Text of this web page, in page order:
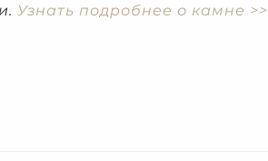
Узнать подробнее о камне >>